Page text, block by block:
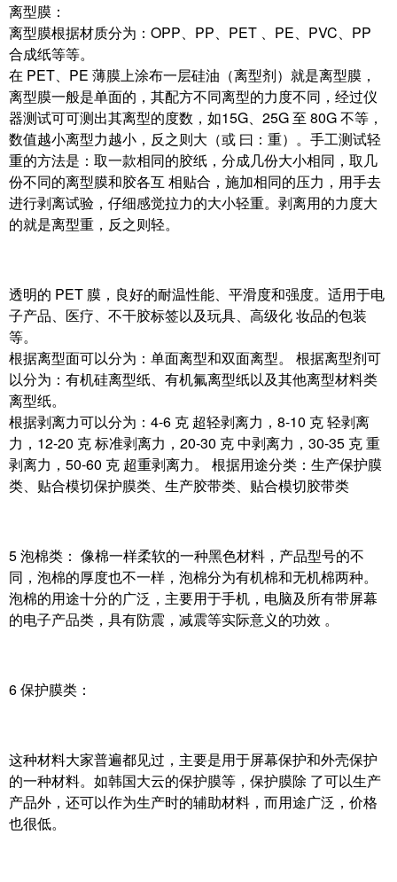
离型膜：
离型膜根据材质分为：OPP、PP、PET 、PE、PVC、PP
合成纸等等。
在 PET、PE 薄膜上涂布一层硅油（离型剂）就是离型膜，
离型膜一般是单面的，其配方不同离型的力度不同，经过仪
器测试可可测出其离型的度数，如15G、25G 至 80G 不等，
数值越小离型力越小，反之则大（或 曰：重）。手工测试轻
重的方法是：取一款相同的胶纸，分成几份大小相同，取几
份不同的离型膜和胶各互 相贴合，施加相同的压力，用手去
进行剥离试验，仔细感觉拉力的大小轻重。剥离用的力度大
的就是离型重，反之则轻。
透明的 PET 膜，良好的耐温性能、平滑度和强度。适用于电
子产品、医疗、不干胶标签以及玩具、高级化 妆品的包装
等。
根据离型面可以分为：单面离型和双面离型。 根据离型剂可
以分为：有机硅离型纸、有机氟离型纸以及其他离型材料类
离型纸。
根据剥离力可以分为：4-6 克 超轻剥离力，8-10 克 轻剥离
力，12-20 克 标准剥离力，20-30 克 中剥离力，30-35 克 重
剥离力，50-60 克 超重剥离力。 根据用途分类：生产保护膜
类、贴合模切保护膜类、生产胶带类、贴合模切胶带类
5 泡棉类： 像棉一样柔软的一种黑色材料，产品型号的不
同，泡棉的厚度也不一样，泡棉分为有机棉和无机棉两种。
泡棉的用途十分的广泛，主要用于手机，电脑及所有带屏幕
的电子产品类，具有防震，减震等实际意义的功效 。
6 保护膜类：
这种材料大家普遍都见过，主要是用于屏幕保护和外壳保护
的一种材料。如韩国大云的保护膜等，保护膜除 了可以生产
产品外，还可以作为生产时的辅助材料，而用途广泛，价格
也很低。